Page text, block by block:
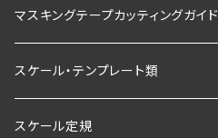
マスキングテープカッティングガイド
スケール・テンプレート類
スケール定規